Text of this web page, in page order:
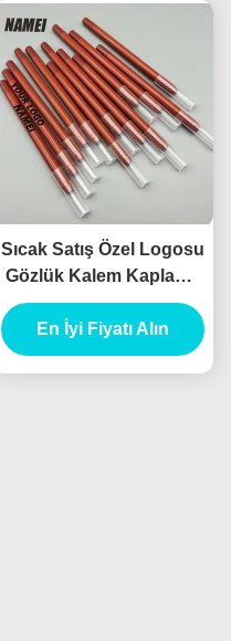
Sıcak Satış Özel Logosu
Gözlük Kalem Kaplama
Blister kalem Slim Boş
Dudak Liner Tube
Planlanabilir malzeme
En İyi Fiyatı Alın